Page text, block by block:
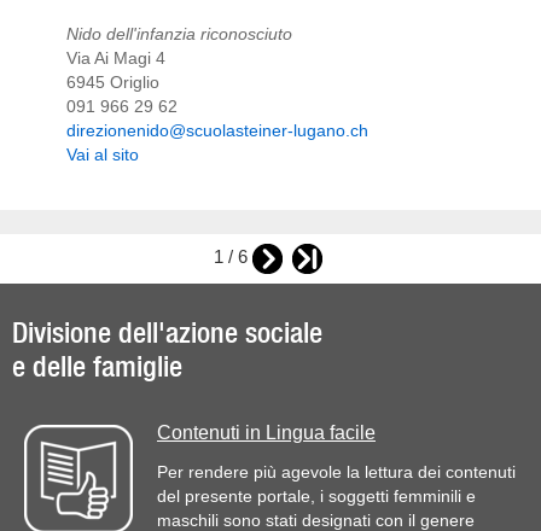
Nido dell'infanzia riconosciuto
Via Ai Magi 4
6945 Origlio
091 966 29 62
direzionenido@scuolasteiner-lugano.ch
Vai al sito
1 / 6
Divisione dell'azione sociale
e delle famiglie
Contenuti in Lingua facile
Per rendere più agevole la lettura dei contenuti
del presente portale, i soggetti femminili e
maschili sono stati designati con il genere